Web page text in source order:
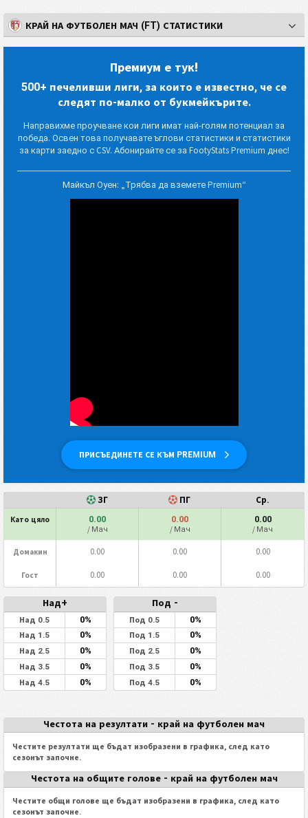
КРАЙ НА ФУТБОЛЕН МАЧ (FT) СТАТИСТИКИ
Премиум е тук!
500+ печеливши лиги, за които е известно, че се
следят по-малко от букмейкърите.
Направихме проучване кои лиги имат най-голям потенциал за
победа. Освен това получавате ъглови статистики и статистики
за карти заедно с CSV. Абонирайте се за FootyStats Premium днес!
ПРИСЪЕДИНЕТЕ СЕ КЪМ PREMIUM
Майкъл Оуен: „Трябва да вземете Premium“
ЗГ ПГ Ср.
Като цяло 0.00
/ Мач
0.00
/ Мач
0.00
/ Мач
Домакин 0.00 0.00 0.00
Гост 0.00 0.00 0.00
Над+
Над 0.5 0%
Над 1.5 0%
Над 2.5 0%
Над 3.5 0%
Над 4.5 0%
Под -
Под 0.5 0%
Под 1.5 0%
Под 2.5 0%
Под 3.5 0%
Под 4.5 0%
Честота на резултати - край на футболен мач
Честите резултати ще бъдат изобразени в графика, след като
сезонът започне.
Честота на общите голове - край на футболен мач
Честите общи голове ще бъдат изобразени в графика, след като
сезонът започне.